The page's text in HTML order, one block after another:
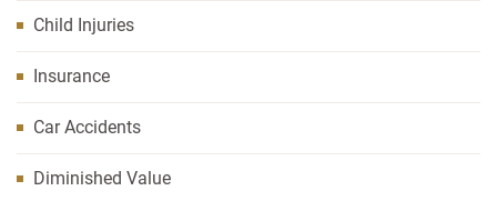
Child Injuries
Insurance
Car Accidents
Diminished Value